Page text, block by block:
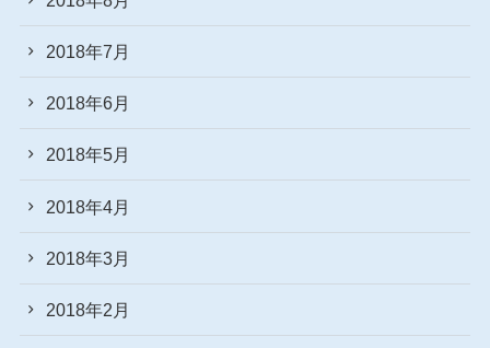
2018年7月
2018年6月
2018年5月
2018年4月
2018年3月
2018年2月